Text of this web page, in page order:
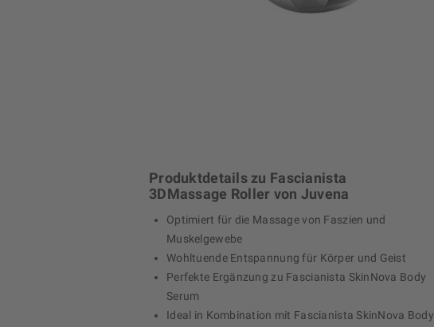
Produktdetails zu Fascianista
3DMassage Roller von Juvena
Optimiert für die Massage von Faszien und
Muskelgewebe
Wohltuende Entspannung für Körper und Geist
Perfekte Ergänzung zu Fascianista SkinNova Body
Serum
Ideal in Kombination mit Fascianista SkinNova Body